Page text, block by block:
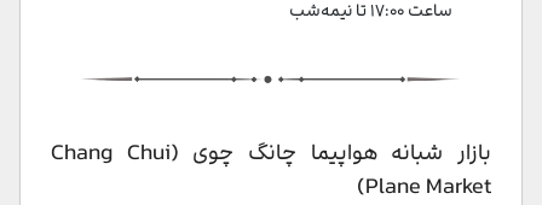
ساعت ۱۷:۰۰ تا نیمه‌شب
بازار شبانه هواپیما چانگ چوی (Chang Chui
Plane Market)